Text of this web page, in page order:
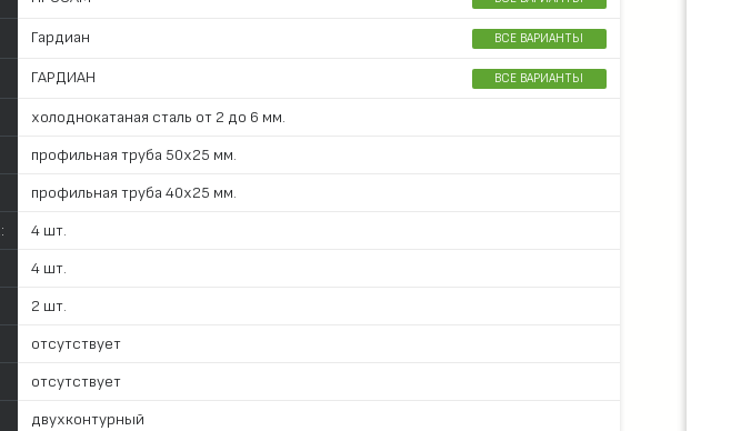
Гардиан ВСЕ ВАРИАНТЫ
ГАРДИАН ВСЕ ВАРИАНТЫ
холоднокатаная сталь от 2 до 6 мм.
профильная труба 50х25 мм.
профильная труба 40х25 мм.
4 шт.
4 шт.
2 шт.
отсутствует
отсутствует
двухконтурный